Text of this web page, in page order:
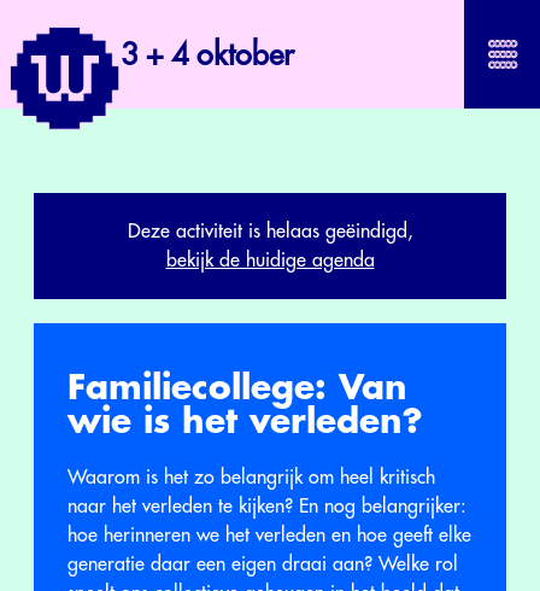
3 + 4 oktober
Deze activiteit is helaas geëindigd,
bekijk de huidige agenda
Familiecollege: Van
wie is het verleden?
Waarom is het zo belangrijk om heel kritisch
naar het verleden te kijken? En nog belangrijker:
hoe herinneren we het verleden en hoe geeft elke
generatie daar een eigen draai aan? Welke rol